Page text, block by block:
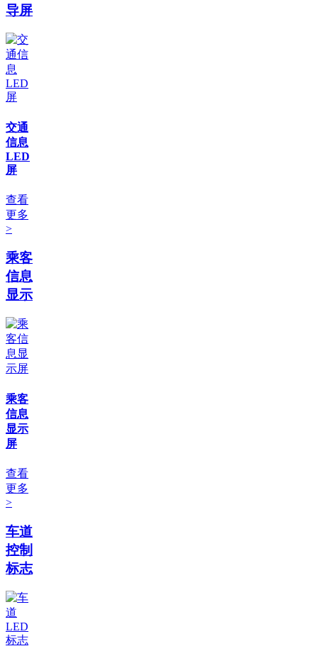
导屏
交通
信息
LED
屏
查看
更多
>
乘客
信息
显示
乘客
信息
显示
屏
查看
更多
>
车道
控制
标志